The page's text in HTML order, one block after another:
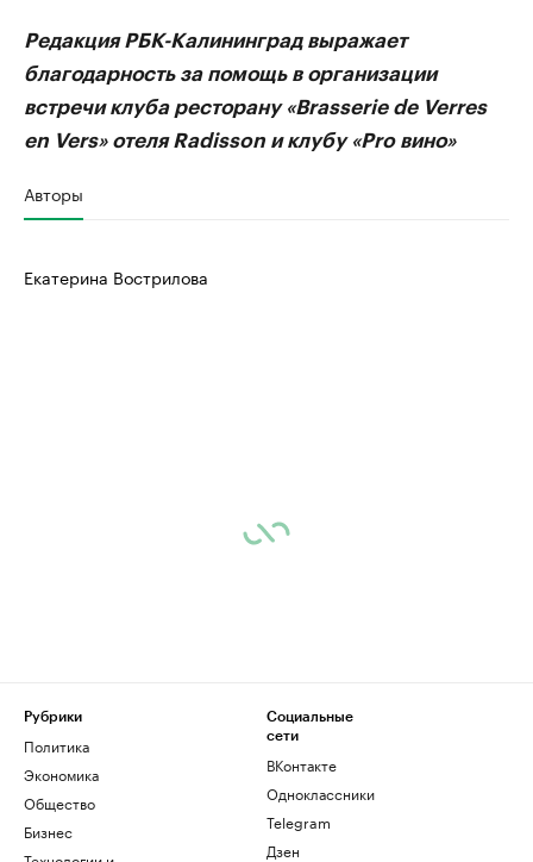
Редакция РБК-Калининград выражает
благодарность за помощь в организации
встречи клуба ресторану «Brasserie de Verres
en Vers» отеля Radisson и клубу «Pro вино»
Авторы
Екатерина Вострилова
Рубрики
Политика
Экономика
Общество
Бизнес
Социальные
сети
ВКонтакте
Одноклассники
Telegram
Дзен